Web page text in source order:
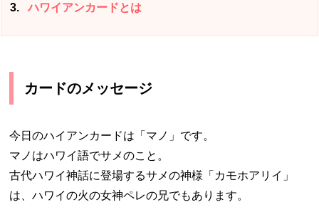
3 ハワイアンカードとは
カードのメッセージ
今日のハイアンカードは「マノ」です。
マノはハワイ語でサメのこと。
古代ハワイ神話に登場するサメの神様「カモホアリイ」
は、ハワイの火の女神ペレの兄でもあります。